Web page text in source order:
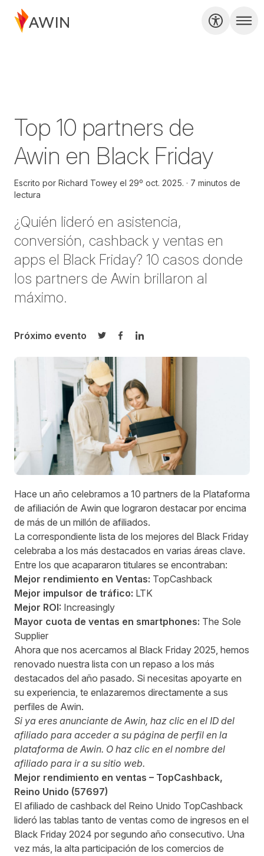
Top 10 partners de
Awin en Black Friday
Escrito por Richard Towey el 29º oct. 2025.
7 minutos de
lectura
¿Quién lideró en asistencia,
conversión, cashback y ventas en
apps el Black Friday? 10 casos donde
los partners de Awin brillaron al
máximo.
Próximo evento
Compartir en Twitter
Compartir en Facebook
Compartir en LinkedIn
Hace un año celebramos a 10 partners de la Plataforma
de afiliación de Awin que lograron destacar por encima
de más de un millón de afiliados.
La correspondiente lista de los mejores del Black Friday
celebraba a los más destacados en varias áreas clave.
Entre los que acapararon titulares se encontraban:
Mejor rendimiento en Ventas: TopCashback
Mejor impulsor de tráfico: LTK
Mejor ROI: Increasingly
Mayor cuota de ventas en smartphones: The Sole
Supplier
Ahora que nos acercamos al Black Friday 2025, hemos
renovado nuestra lista con un repaso a los más
destacados del año pasado. Si necesitas apoyarte en
su experiencia, te enlazaremos directamente a sus
perfiles de Awin.
Si ya eres anunciante de Awin, haz clic en el ID del
afiliado para acceder a su página de perfil en la
plataforma de Awin. O haz clic en el nombre del
afiliado para ir a su sitio web.
Mejor rendimiento en ventas – TopCashback,
Reino Unido (57697)
El afiliado de cashback del Reino Unido TopCashback
lideró las tablas tanto de ventas como de ingresos en el
Black Friday 2024 por segundo año consecutivo. Una
vez más, la alta participación de los comercios de